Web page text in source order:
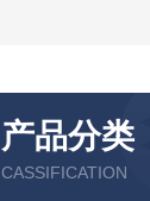
产品分类
CASSIFICATION